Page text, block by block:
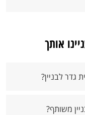
אותך
גדר לבניין?
משותף?